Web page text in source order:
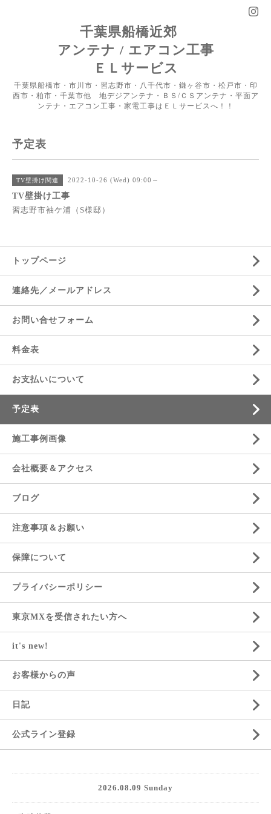
千葉県船橋近郊
アンテナ / エアコン工事
ＥＬサービス
千葉県船橋市・市川市・習志野市・八千代市・鎌ヶ谷市・松戸市・印
西市・柏市・千葉市他 地デジアンテナ・ＢＳ/ＣＳアンテナ・平面ア
ンテナ・エアコン工事・家電工事はＥＬサービスへ！！
予定表
TV壁掛け関連 2022-10-26 (Wed) 09:00～
TV壁掛け工事
習志野市袖ケ浦（S様邸）
トップページ
連絡先／メールアドレス
お問い合せフォーム
料金表
お支払いについて
予定表
施工事例画像
会社概要＆アクセス
ブログ
注意事項＆お願い
保障について
プライバシーポリシー
東京MXを受信されたい方へ
it's new!
お客様からの声
日記
公式ライン登録
2026.08.09 Sunday